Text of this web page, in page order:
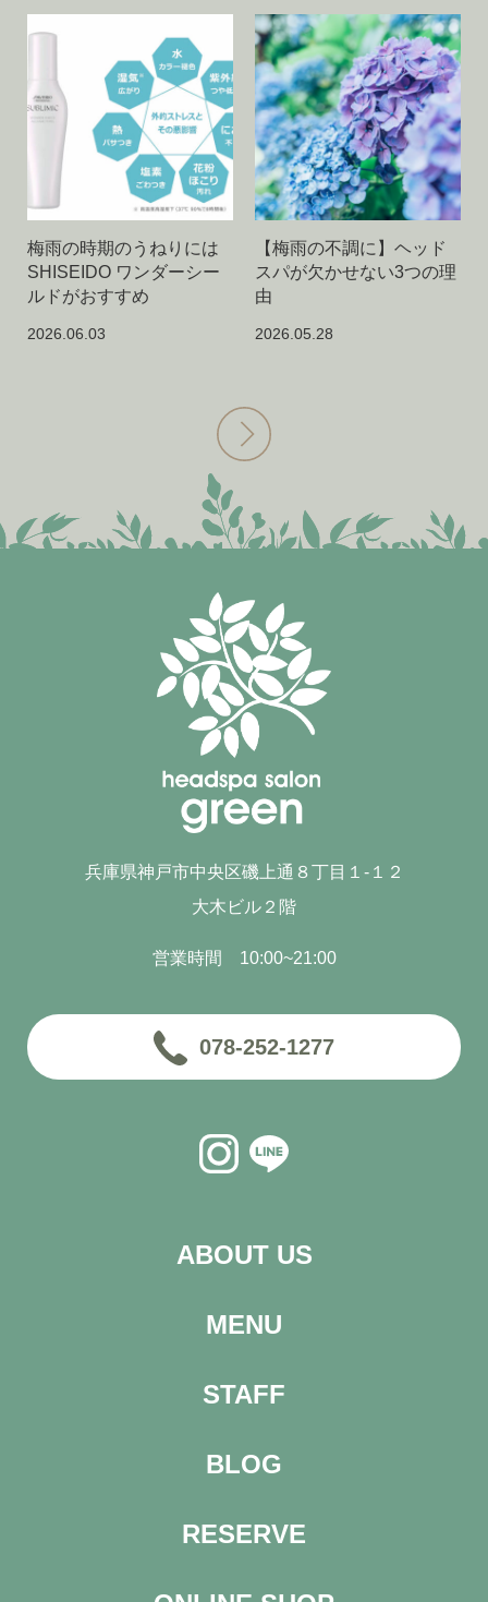
梅雨の時期のうねりには
SHISEIDO ワンダーシー
ルドがおすすめ
2026.06.03
【梅雨の不調に】ヘッド
スパが欠かせない3つの理
由
2026.05.28
兵庫県神戸市中央区磯上通８丁目１-１２
大木ビル２階
営業時間 10:00~21:00
078-252-1277
ABOUT US
MENU
STAFF
BLOG
RESERVE